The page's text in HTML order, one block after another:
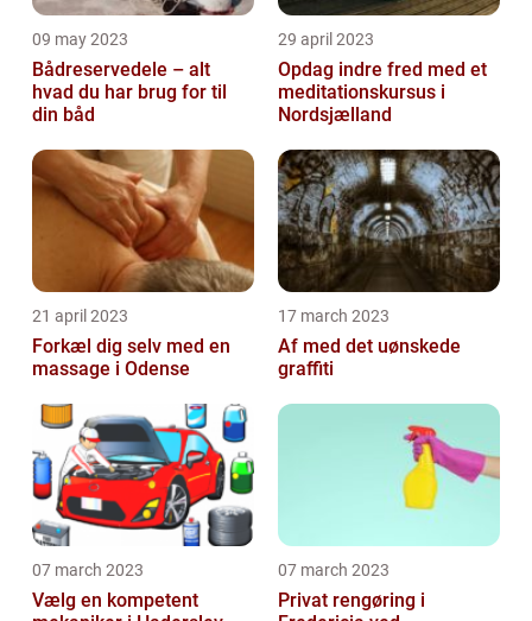
09 may 2023
Bådreservedele – alt
hvad du har brug for til
din båd
29 april 2023
Opdag indre fred med et
meditationskursus i
Nordsjælland
21 april 2023
Forkæl dig selv med en
massage i Odense
17 march 2023
Af med det uønskede
graffiti
07 march 2023
Vælg en kompetent
07 march 2023
Privat rengøring i